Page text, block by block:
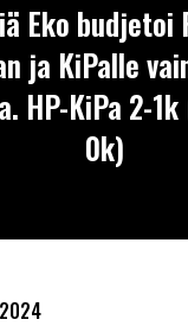
Eko budjetoi
ja KiPalle
HP-KiPa 2-
0k)